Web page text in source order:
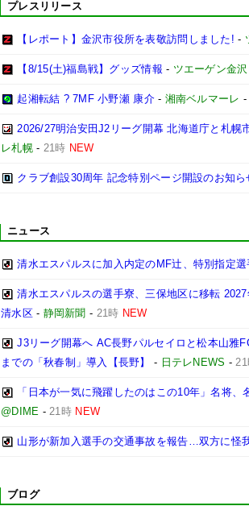
プレスリリース
【レポート】金沢市役所を表敬訪問しました! -
【8/15(土)福島戦】グッズ情報 - ツエーゲン金沢
起湘転結 ? 7MF 小野瀬 康介- 湘南ベルマーレ
2026/27明治安田J2リーグ開幕 北海道庁と札幌
レ札幌- 21時 NEW
クラブ創設30周年 記念特別ページ開設のお知ら
ニュース
清水エスパルスに加入内定のMF辻、特別指定
清水エスパルスの選手寮、三保地区に移転
清水区- 静岡新聞 - 21時 NEW
J3リーグ開幕へ AC長野パルセイロと松本山雅
までの「秋春制」導入【長野】
- 日テレNEWS -
「日本が一気に飛躍したのはこの10年」名将
@DIME -21時 NEW
山形が新加入選手の交通事故を報告…双方に怪
ブログ